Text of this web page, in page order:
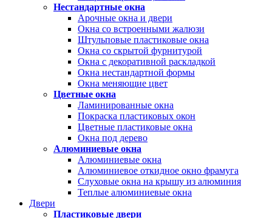
Нестандартные окна
Арочные окна и двери
Окна со встроенными жалюзи
Штульповые пластиковые окна
Окна со скрытой фурнитурой
Окна с декоративной раскладкой
Окна нестандартной формы
Окна меняющие цвет
Цветные окна
Ламинированные окна
Покраска пластиковых окон
Цветные пластиковые окна
Окна под дерево
Алюминиевые окна
Алюминиевые окна
Алюминиевое откидное окно фрамуга
Слуховые окна на крышу из алюминия
Теплые алюминиевые окна
Двери
Пластиковые двери